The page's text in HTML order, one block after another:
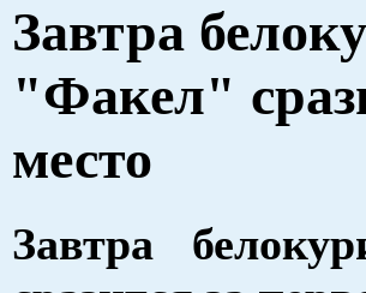
Завтра
"Факел"
место
Завтра